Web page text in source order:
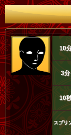
10
3分
10
スプリ